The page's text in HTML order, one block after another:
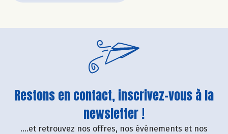
Restons en contact, inscrivez-vous à la
newsletter !
....et retrouvez nos offres, nos événements et nos